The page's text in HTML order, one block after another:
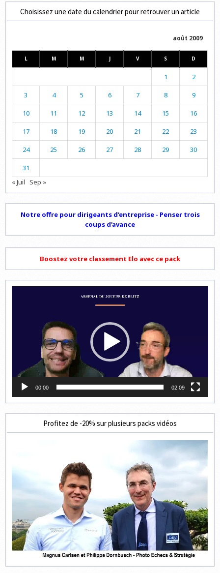
Choisissez une date du calendrier pour retrouver un article
août 2009
L M M J V S D
1 2
3 4 5 6 7 8 9
10 11 12 13 14 15 16
17 18 19 20 21 22 23
24 25 26 27 28 29 30
31
« Juil Sep »
Notre offre pour dirigeants d'entreprise - Penser trois
coups d'avance
Boostez votre classement Elo avec ce pack
00:00 02:09
Profitez de -20% sur plusieurs packs vidéos